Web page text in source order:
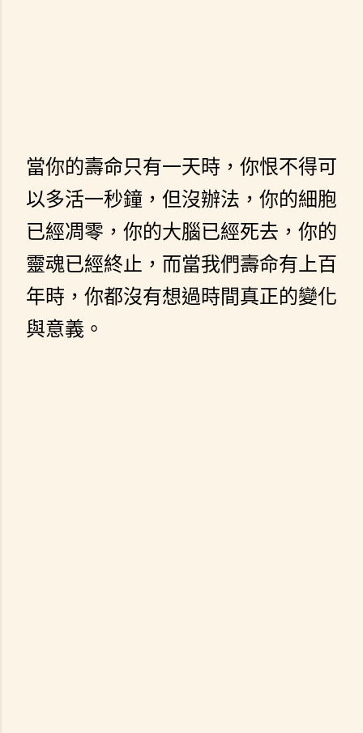
當你的壽命只有一天時，你恨不得可
以多活一秒鐘，但沒辦法，你的細胞
已經凋零，你的大腦已經死去，你的
靈魂已經終止，而當我們壽命有上百
年時，你都沒有想過時間真正的變化
與意義。